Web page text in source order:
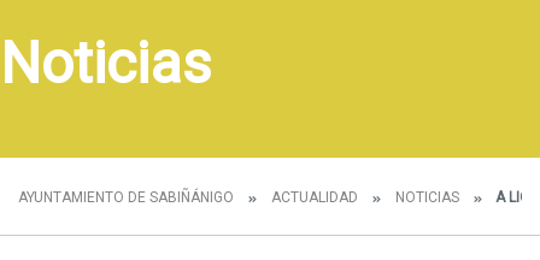
Noticias
AYUNTAMIENTO DE SABIÑÁNIGO ACTUALIDAD NOTICIAS A